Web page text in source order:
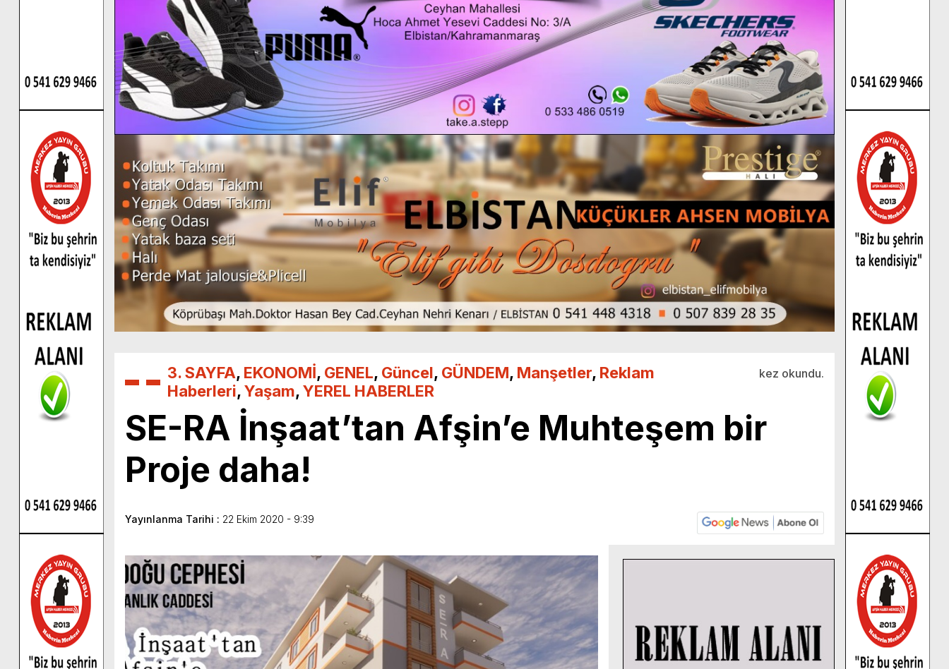
3. SAYFA, EKONOMİ, GENEL, Güncel, GÜNDEM, Manşetler, Reklam
Haberleri,Yaşam,YEREL HABERLER
kez okundu.
SE-RA İnşaat’tan Afşin’e Muhteşem bir
Proje daha!
Yayınlanma Tarihi : 22 Ekim 2020 - 9:39